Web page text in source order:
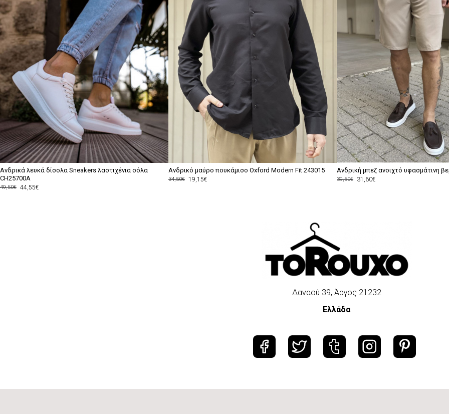
Ανδρικά λευκά δίσολα Sneakers λαστιχένια σόλα
CH25700A
44,55€
49,50€
Ανδρικό μαύρο πουκάμισο Oxford Modern Fit 243015
19,15€
34,50€
Ανδρική μπεζ ανοιχτό υφασμάτινη
31,60€
39,50€
Δαναού 39, Άργος 21232
Ελλάδα